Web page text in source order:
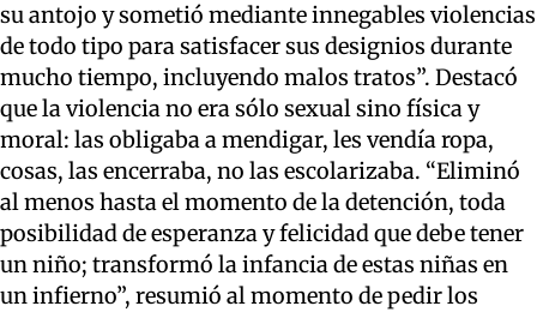
su antojo y sometió mediante innegables violencias
de todo tipo para satisfacer sus designios durante
mucho tiempo, incluyendo malos tratos”. Destacó
que la violencia no era sólo sexual sino física y
moral: las obligaba a mendigar, les vendía ropa,
cosas, las encerraba, no las escolarizaba. “Eliminó
al menos hasta el momento de la detención, toda
posibilidad de esperanza y felicidad que debe tener
un niño; transformó la infancia de estas niñas en
un infierno”, resumió al momento de pedir los